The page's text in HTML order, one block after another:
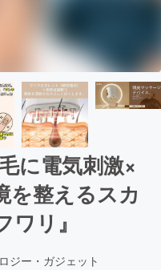
に電気刺激×
を整えるスカ
ワリ』
ジー・ガジェット